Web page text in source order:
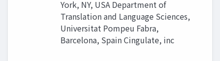
York, NY, USA Department of
Translation and Language Sciences,
Universitat Pompeu Fabra,
Barcelona, Spain Cingulate, inc